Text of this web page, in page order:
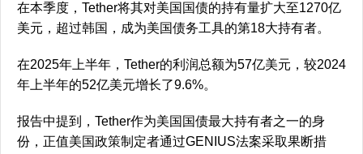
在本季度，Tether将其对美国国债的持有量扩大至1270亿
美元，超过韩国，成为美国债务工具的第18大持有者。
在2025年上半年，Tether的利润总额为57亿美元，较2024
年上半年的52亿美元增长了9.6%。
报告中提到，Tether作为美国国债最大持有者之一的身
份，正值美国政策制定者通过GENIUS法案采取果断措